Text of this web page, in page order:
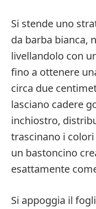
Si stende uno
da barba bianca,
livellandolo con
fino a ottenere
circa due
lasciano cadere
inchiostro,
trascinano i
un bastoncino
esattamente
Si appoggia il